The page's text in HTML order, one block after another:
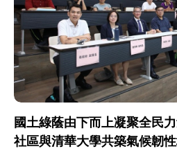
國土綠蔭由下而上凝聚全民
社區與清華大學共築氣候韌